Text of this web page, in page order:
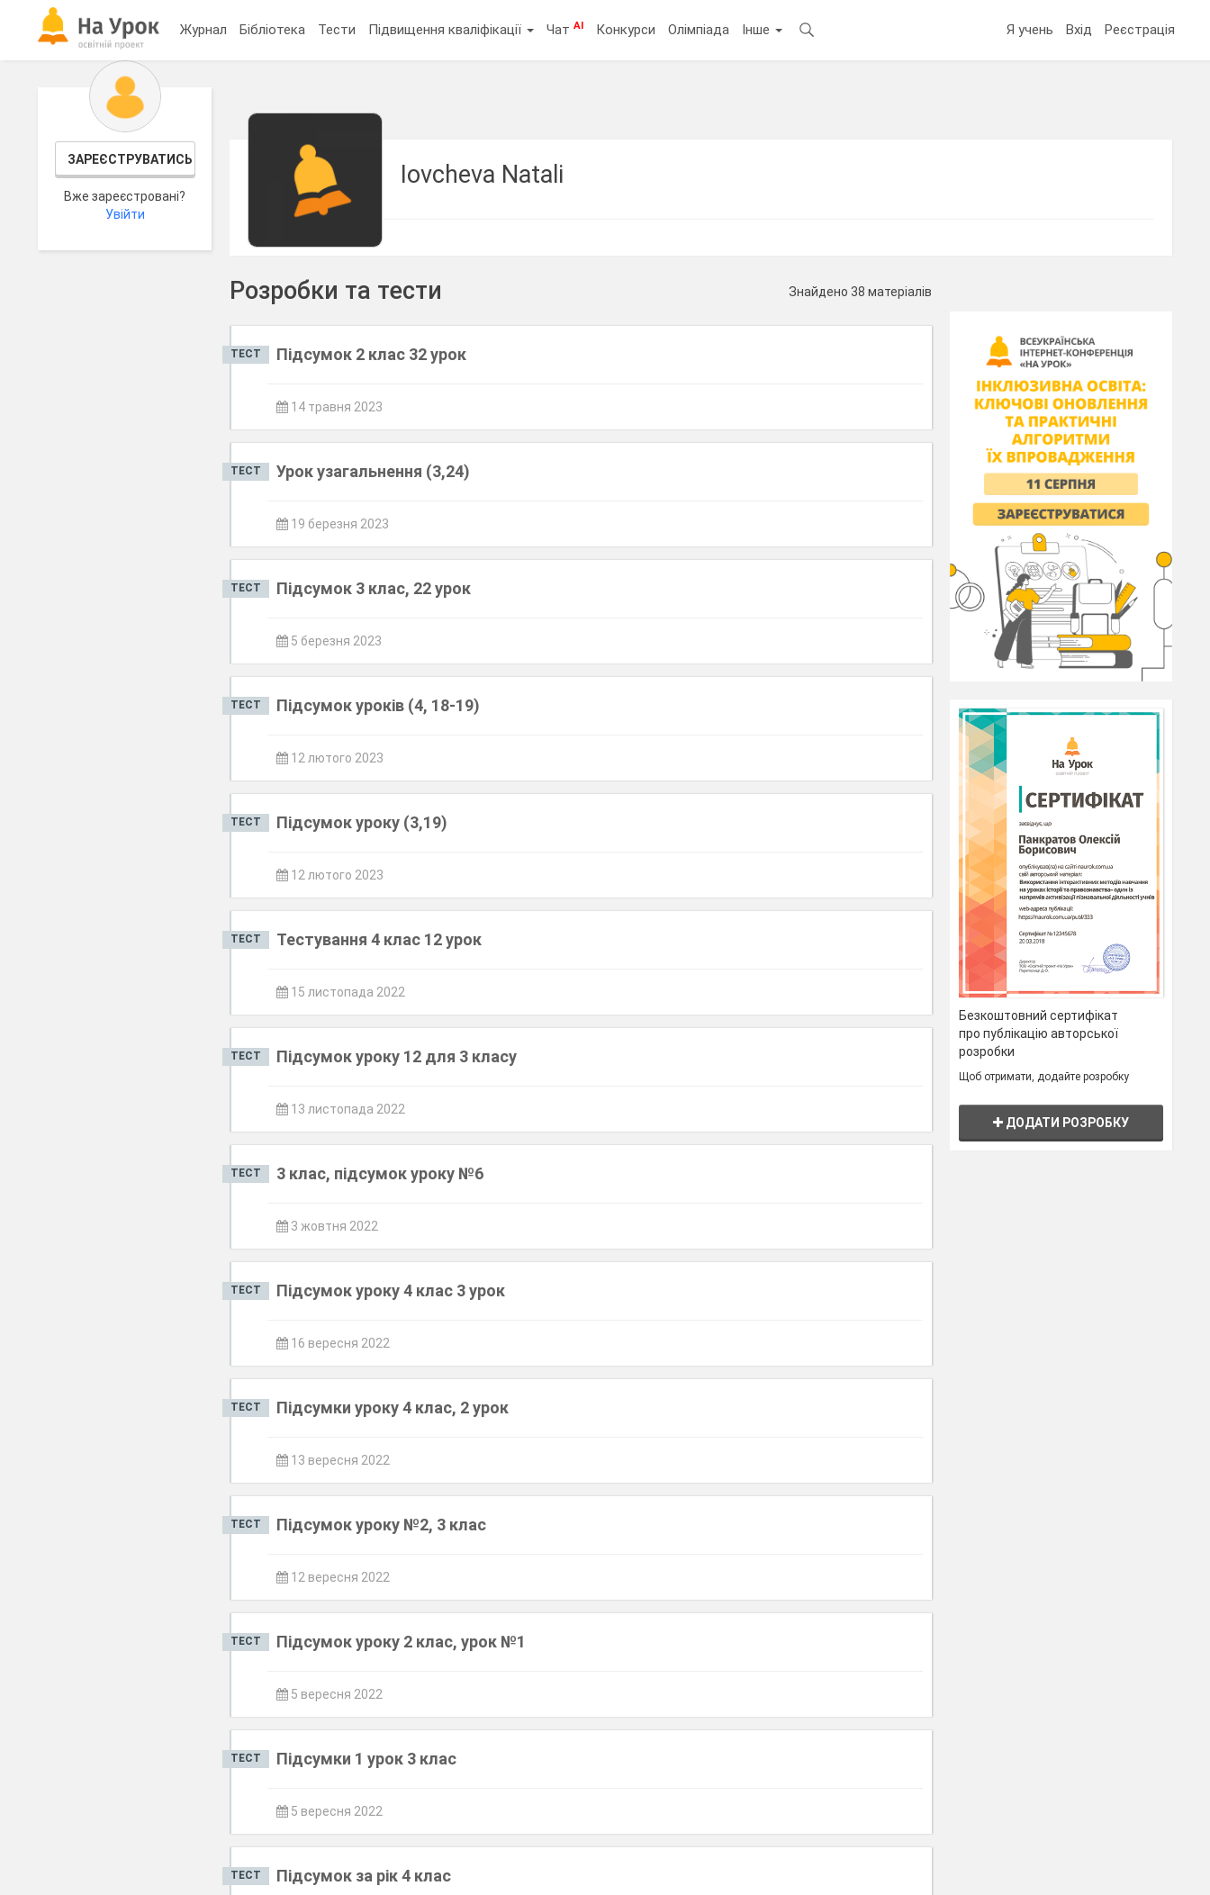
Журнал Бібліотека Тести Підвищення кваліфікації ЧатAI Конкурси Олімпіада Інше Я учень Вхід Реєстрація
ЗАРЕЄСТРУВАТИСЬ
Вже зареєстровані?
Увійти
Iovcheva Natali
Розробки та тести Знайдено 38 матеріалів
ТЕСТ Підсумок 2 клас 32 урок
14 травня 2023
ТЕСТ Урок узагальнення (3,24)
19 березня 2023
ТЕСТ Підсумок 3 клас, 22 урок
5 березня 2023
ТЕСТ Підсумок уроків (4, 18-19)
12 лютого 2023
ТЕСТ Підсумок уроку (3,19)
12 лютого 2023
ТЕСТ Тестування 4 клас 12 урок
15 листопада 2022
ТЕСТ Підсумок уроку 12 для 3 класу
13 листопада 2022
ТЕСТ 3 клас, підсумок уроку №6
3 жовтня 2022
ТЕСТ Підсумок уроку 4 клас 3 урок
16 вересня 2022
ТЕСТ Підсумки уроку 4 клас, 2 урок
13 вересня 2022
ТЕСТ Підсумок уроку №2, 3 клас
12 вересня 2022
ТЕСТ Підсумок уроку 2 клас, урок №1
5 вересня 2022
ТЕСТ Підсумки 1 урок 3 клас
5 вересня 2022
ТЕСТ Підсумок за рік 4 клас
Безкоштовний сертифікат
про публікацію авторської
розробки
Щоб отримати, додайте розробку
ДОДАТИ РОЗРОБКУ